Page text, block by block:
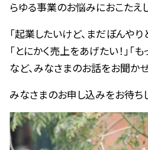
らゆる事業のお悩みにおこたえし
「起業したいけど、まだぼんや
「とにかく売上をあげたい！」「
など、みなさまのお話をお聞かせ
みなさまのお申し込みをお待ち